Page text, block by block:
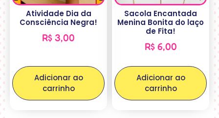
Atividade Dia da
Consciência Negra!
R$ 3,00
Adicionar ao
carrinho
Sacola Encantada
Menina Bonita do laço
de Fita!
R$6,00
Adicionar ao
carrinho